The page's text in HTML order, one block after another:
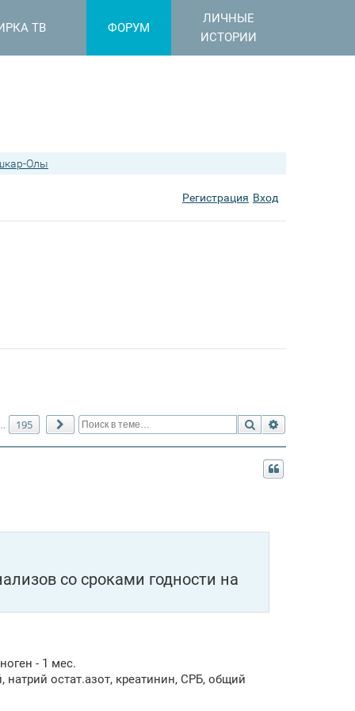
ТВ ФОРУМ
ЛИЧНЫЕ
ИСТОРИИ
Олы
Регистрация Вход
Поиск
195 След.
со сроками годности на
- 1 мес.
остат.азот, креатинин, СРБ, общий